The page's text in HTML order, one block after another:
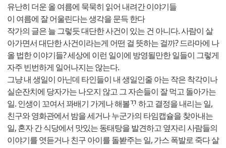
유난히 더운 올 여름에 묵묵히 읽어 내려간 이야기들
이 여름에 잘 어울린다는 생각을 문득 한다
작가의 글은 늘 그렇듯 대단한 사건이 있는 건 아니다. 사람이 살
아가면서 대단한 사건이라는게 어떤 걸 뜻하는 걸까? 드라마에 나
올 법한 이야기들? 세상에 이런 일이에 방영될만한 일들이 그렇게
자주 빈번하게 일어나지는 않는다.
그냥 내 생일이 아닌데 타인들이 내 생일인줄 아는 작은 착각이나
실순잔치에 당자가는 나오지 않고 그 자손들이 잘 먹고 돌아가는
일. 인생이 꼬여서 꽈배기 가게나 해볼ᄁᆞ 하고 결정을 내리는 일,
친구와 영화관에서 밤을 세거나 누군가의 타임캡슐을 찾아내는
일, 혼자 간 식당에서 맛있는 동태탕을 발견하고 옆자리 사람들의
이야기를 엿듣거나 친구 아이를 돌봗주는 일, 가스 폭발로 죽다 살